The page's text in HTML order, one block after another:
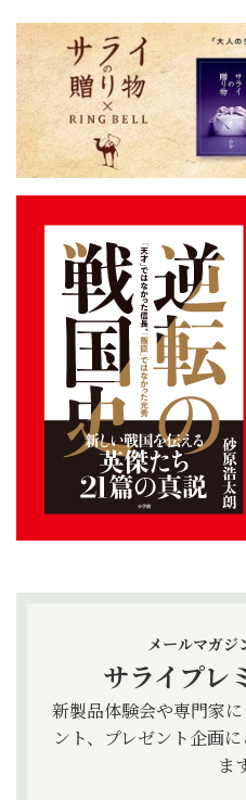
メールマガジ
サライプレ
新製品体験会や専門家
ント、プレゼント企画
ま